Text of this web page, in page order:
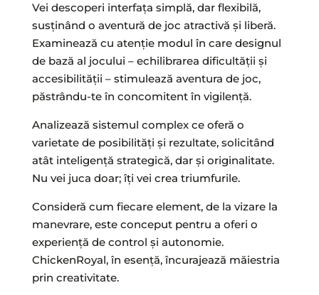
Vei descoperi interfața simplă, dar flexibilă,
susținând o aventură de joc atractivă și liberă.
Examinează cu atenție modul în care designul
de bază al jocului – echilibrarea dificultății și
accesibilității – stimulează aventura de joc,
păstrându-te în concomitent în vigilență.
Analizează sistemul complex ce oferă o
varietate de posibilități și rezultate, solicitând
atât inteligență strategică, dar și originalitate.
Nu vei juca doar; îți vei crea triumfurile.
Consideră cum fiecare element, de la vizare la
manevrare, este conceput pentru a oferi o
experiență de control și autonomie.
ChickenRoyal, în esență, încurajează măiestria
prin creativitate.